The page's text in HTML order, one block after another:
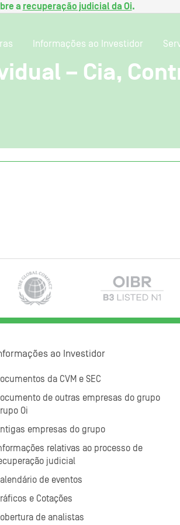
a recuperação judicial da Oi.
Informações ao Investidor
– Cia,
ao Investidor
da CVM e SEC
de outras empresas do grupo
Oi
empresas do grupo
relativas ao processo de
judicial
de eventos
e Cotações
de analistas